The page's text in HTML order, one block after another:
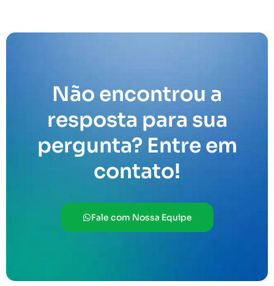
Não encontrou a
resposta para sua
pergunta? Entre em
contato!
Fale com Nossa Equipe